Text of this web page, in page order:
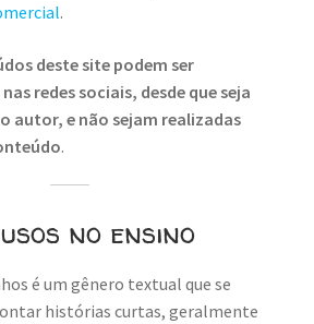
.
deste site podem ser
redes sociais, desde que seja
autor, e não sejam realizadas
.
no ensino
é um gênero textual que se
histórias curtas, geralmente